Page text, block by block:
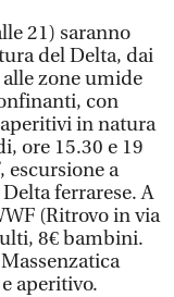
21) saranno
del Delta, dai
zone umide
con
in natura
ore 15.30 e 19
escursione a
ferrarese. A
(Ritrovo in via
8€ bambini.
aperitivo.